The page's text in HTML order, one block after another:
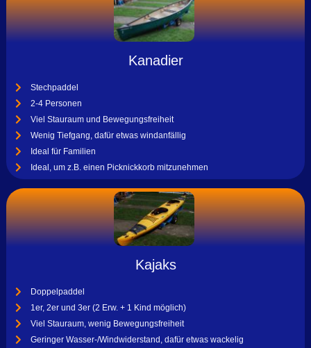
Kanadier
Stechpaddel
2-4 Personen
Viel Stauraum und Bewegungsfreiheit
Wenig Tiefgang, dafür etwas windanfällig
Ideal für Familien
Ideal, um z.B. einen Picknickkorb mitzunehmen
Kajaks
Doppelpaddel
1er, 2er und 3er (2 Erw. + 1 Kind möglich)
Viel Stauraum, wenig Bewegungsfreiheit
Geringer Wasser-/Windwiderstand, dafür etwas wackelig